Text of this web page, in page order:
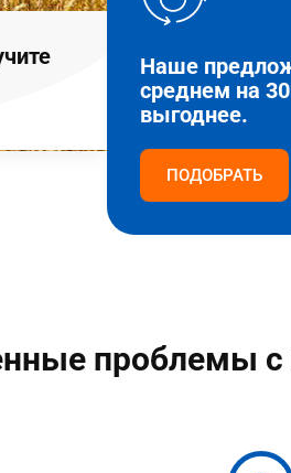
Наше
среднем на
выгоднее.
ПОДОБРАТЬ
проблемы с